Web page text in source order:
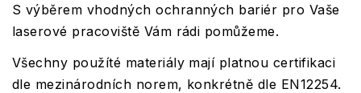
S výběrem vhodných ochranných bariér pro Vaše
laserové pracoviště Vám rádi pomůžeme.
Všechny použíté materiály mají platnou certifikaci
dle mezinárodních norem, konkrétně dle EN12254.